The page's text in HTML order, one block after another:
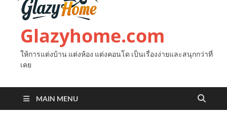
Glazyhome.com
ให้การแต่งบ้าน แต่งห้อง แต่งคอนโด เป็นเรื่องง่ายและสนุกกว่าที่
เคย
MAIN MENU